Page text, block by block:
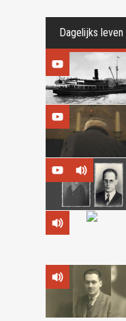
Dagelijks leven